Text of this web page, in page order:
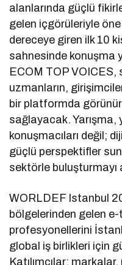
alanlarında güçlü
gelen içgörüleriyle öne
dereceye giren ilk 10
sahnesinde konuşma
ECOM TOP VOICES,
uzmanların,
bir platformda
sağlayacak. Yarışma,
konuşmacıları değil;
güçlü perspektifler
sektörle buluşturmayı
WORLDEF Istanbul
bölgelerinden gelen
profesyonellerini
global iş birlikleri için
Katılımcılar;